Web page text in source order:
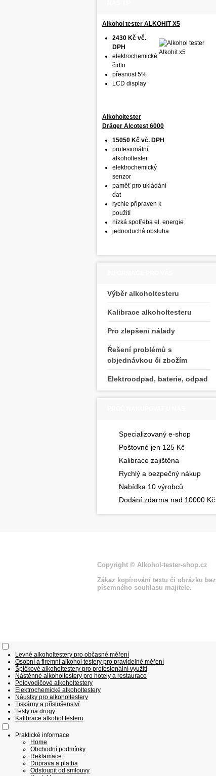
Alkohol tester ALKOHIT X5
2430 Kč vč.
DPH
elektrochemické
čidlo
přesnost 5%
LCD display
Alkoholtester
Dräger Alcotest 6000
15050 Kč vč. DPH
profesionální
alkoholtester
elektrochemický
senzor
paměť pro ukládání
dat
rychle připraven k
použití
nízká spotřeba el. energie
jednoduchá obsluha
Výběr alkoholtesteru
Kalibrace alkoholtesteru
Pro zlepšení nálady
Řešení problémů s
objednávkou či zbožím
Elektroodpad, baterie, odpad
Specializovaný e-shop
Poštovné jen 125 Kč
Kalibrace zajištěna
Rychlý a bezpečný nákup
Nabídka 10 výrobců
Dodání zdarma nad 10000 Kč
Copyright © Alkohol-tester-shop.cz
Zákaz kopírování textu či obrázku bez
písemného souhlasu majitele.
Levné alkoholtestery pro občasné měření
Osobní a firemní alkohol testery pro pravidelné měření
Špičkové alkoholtestery pro profesionální využití
Nástěnné alkoholtestery pro hotely a restaurace
Polovodičové alkoholtestery
Elektrochemické alkoholtestery
Náustky pro alkoholtestery
Tiskárny a příslušenství
Testy na drogy
Kalibrace alkohol testeru
Praktické informace
Home
Obchodní podmínky
Reklamace
Doprava a platba
Odstoupit od smlouvy